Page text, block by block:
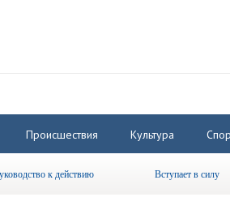
Происшествия Культура
к действию Вступает в силу